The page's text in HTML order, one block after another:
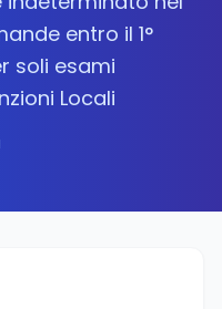
entro il 1°
soli esami
Locali